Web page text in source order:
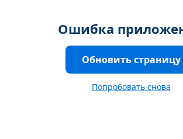
Ошибка
Обновить страницу
Попробовать снова